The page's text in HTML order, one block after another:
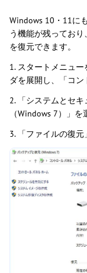
Windows 10・11に
う機能が残ってお
を復元できます。
1. スタートメニュ
ダを展開し、「コン
2. 「システムとセ
（Windows 7）」を
3. 「ファイルの復元